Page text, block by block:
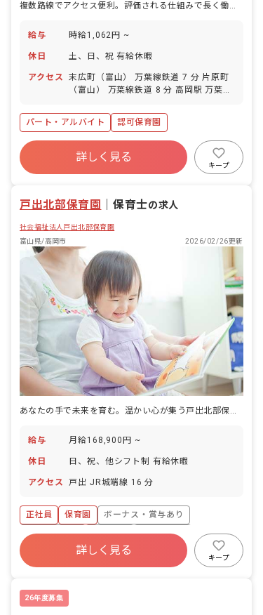
複数路線でアクセス便利。評価される仕組みで長く働く認定こども園。
給与 時給1,062円 ~
休日 土、日、祝 有給休暇
アクセス
末広町（富山） 万葉線鉄道 7 分 片原町
（富山） 万葉線鉄道 8 分 高岡駅 万葉線
分 高岡 JR城端線 10 分
パート・アルバイト 認可保育園
詳しく見る
キープ
戸出北部保育園 ｜保育士の求人
社会福祉法人戸出北部保育園
富山県/高岡市
2026/02/26更新
あなたの手で未来を育む。温かい心が集う戸出北部保育園で働こう
給与 月給168,900円 ~
休日 日、祝、他シフト制 有給休暇
アクセス 戸出 JR城端線 16 分
正社員 保育園
ボーナス・賞与あり
社会保険完備
車通勤可
未経験歓迎
交通費支給
詳しく見る
キープ
26年度募集